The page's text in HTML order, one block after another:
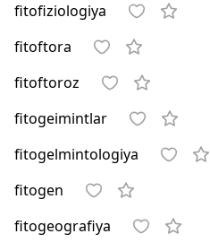
fitofiziologiya
fitoftora
fitoftoroz
fitogeimintlar
fitogelmintologiya
fitogen
fitogeografiya